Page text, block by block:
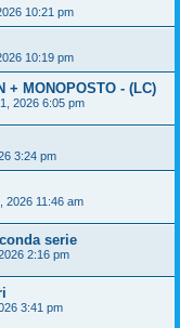
10:21 pm
10:19 pm
+ MONOPOSTO - (LC)
2026 6:05 pm
3:24 pm
2026 11:46 am
serie
2:16 pm
3:41 pm